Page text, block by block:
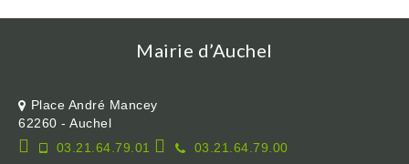
Mairie d’Auchel
Place André Mancey
62260 - Auchel
03.21.64.79.01
03.21.64.79.00